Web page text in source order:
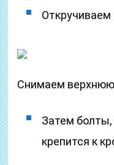
Откручиваем
Снимаем верхнюю
Затем
крепится к